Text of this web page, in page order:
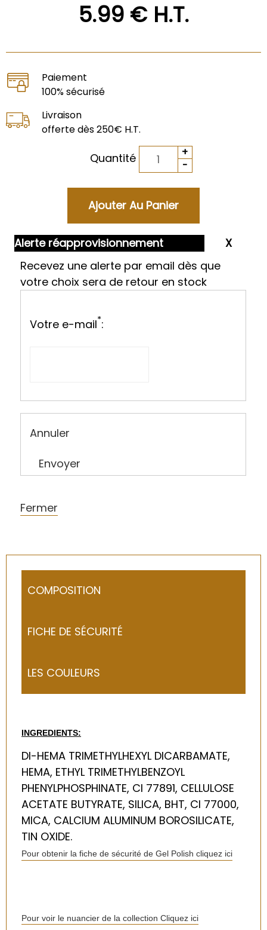
5.99€ H.T.
Paiement
100% sécurisé
Livraison
offerte dès 250€ H.T.
Quantité
Alerte réapprovisionnement
Recevez une alerte par email dès que
votre choix sera de retour en stock
Votre e-mail*:
Annuler
Envoyer
Fermer
COMPOSITION
FICHE DE SÉCURITÉ
LES COULEURS
INGREDIENTS:
DI-HEMA TRIMETHYLHEXYL DICARBAMATE,
HEMA, ETHYL TRIMETHYLBENZOYL
PHENYLPHOSPHINATE, CI 77891, CELLULOSE
ACETATE BUTYRATE, SILICA, BHT, CI 77000,
MICA, CALCIUM ALUMINUM BOROSILICATE,
TIN OXIDE.
Pour obtenir la fiche de sécurité de Gel Polish cliquez ici
Pour voir le nuancier de la collection Cliquez ici